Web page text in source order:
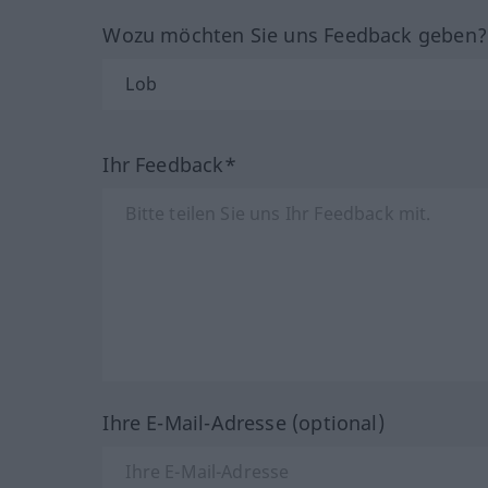
Wozu möchten Sie uns Feedback
Ihr Feedback*
Ihre E-Mail-Adresse (optional)